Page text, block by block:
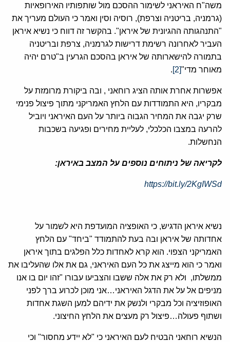
משה"ח האיראני לשימור ההסכם מול שותפותיו האירופאיות
(גרמניה, בריטניה וצרפת), רוסיה וסין ואמר כי העולם מעריך את
"התנהגותה ההגיונית של איראן". בהקשר זה דווח כי נשיא איראן
העביר לאחרונה רשימת דרישות לגרמניה, צרפת ובריטניה
בתמורה להישארותה של איראן בהסכם הגרעין ב"טרם יהיה
מאוחר מדי"[2]
.
אפשרות אחרת אותה הציג רוחאני , ובה ביקורת מרומזת על
מבקריו, היא התמודדות עם הלחץ האמריקני מתוך פיצול פנימי
שרק יגבה את המחיר הגבוה ביותר על העם האיראני ויוביל
להרעה במצבו הכלכלי, לעליית מחירים ופגיעה בשכבות
הנחשלות.
לקריאה של ניתוחים נוספים על המצב באיראן:
https://bit.ly/2KgIWSd
נשיא איראן הדגיש, כי האופציה המועדפת היא לשמור על
אחדותה של איראן ובה בעת להתמודד "ביחד" עם הלחץ
האמריקני הצפוי. הוא קרא לאחדות כלל הפלגים בתוך איראן
ואמר כי הוא מייצג את כל העם האיראני, גם את אלו שהעליבו את
ממשלתו, ולא רק את אלה ששבו והצביעו עבורו "זהו יום בו אנו
מניפים אל על את הדגל האיראני…אני מוכן לכרוע ברך לפני
האופוזיציה וכל מבקרי ולנשק את ידיהם למען השגת אחדות
ושתוף פעולה…פיצול רק מעצים את הלחץ החיצוני.
הנשיא רוחאני הבטיח לעם האיראני כי "לא יידע מחסור" וכי